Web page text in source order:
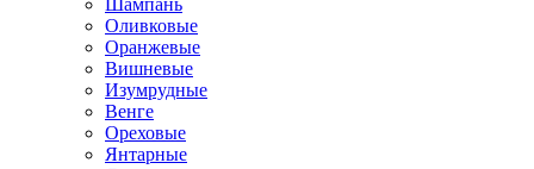
Шампань
Оливковые
Оранжевые
Вишневые
Изумрудные
Венге
Ореховые
Янтарные